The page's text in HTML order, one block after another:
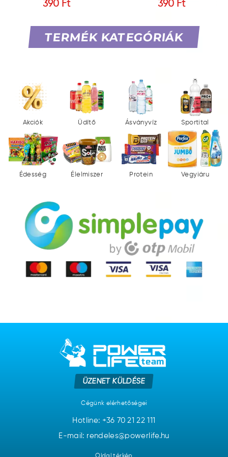
390 Ft 390 Ft
TERMÉK KATEGÓRIÁK
Akciók Üdítő Ásványvíz Sportital
Édesség Élelmiszer Protein Vegyiáru
ÜZENET KÜLDÉSE
Cégünk elérhetőségei
Hotline: +36 70 21 22 111
E-mail: rendeles@powerlife.hu